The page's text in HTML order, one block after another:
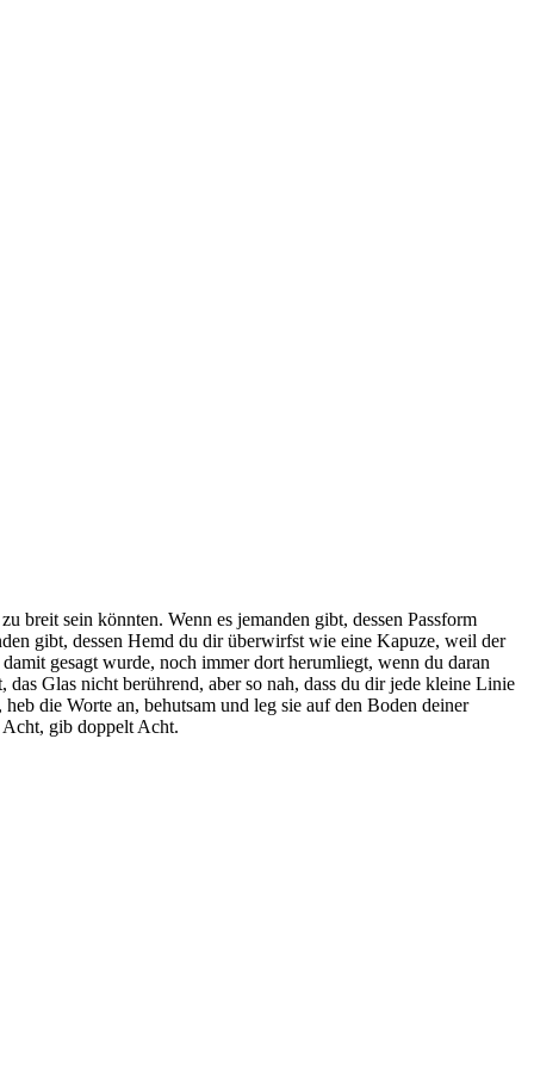
breit sein könnten. Wenn es jemanden gibt, dessen Passform
gibt, dessen Hemd du dir überwirfst wie eine Kapuze, weil der
gesagt wurde, noch immer dort herumliegt, wenn du daran
Glas nicht berührend, aber so nah, dass du dir jede kleine Linie
die Worte an, behutsam und leg sie auf den Boden deiner
Acht, gib doppelt Acht.